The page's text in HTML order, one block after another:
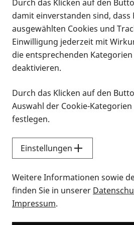
Infomaterial
Infomaterial
Vorlesen
Alle
Sie
Durch das Klicken auf den
damit einverstanden sind, dass
ausgewählten Cookies und
Einwilligung jederzeit mit
die entsprechenden
deaktivieren.
Durch das Klicken auf den
Auswahl der Cookie-
festlegen.
Einstellungen
Weitere Informationen sowie
finden Sie in unserer
Impressum.